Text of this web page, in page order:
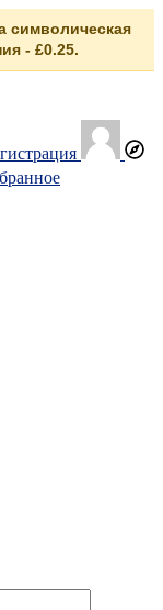
символическая
- £0.25.